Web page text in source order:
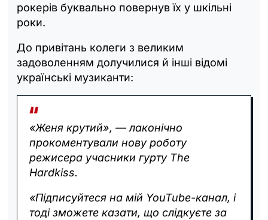
рокерів буквально повернув їх у шкільні
роки.
До привітань колеги з великим
задоволенням долучилися й інші відомі
українські музиканти:
«Женя крутий», — лаконічно
прокоментували нову роботу
режисера учасники гурту The
Hardkiss.
«Підписуйтеся на мій YouTube-канал, і
тоді зможете казати, що слідкуєте за